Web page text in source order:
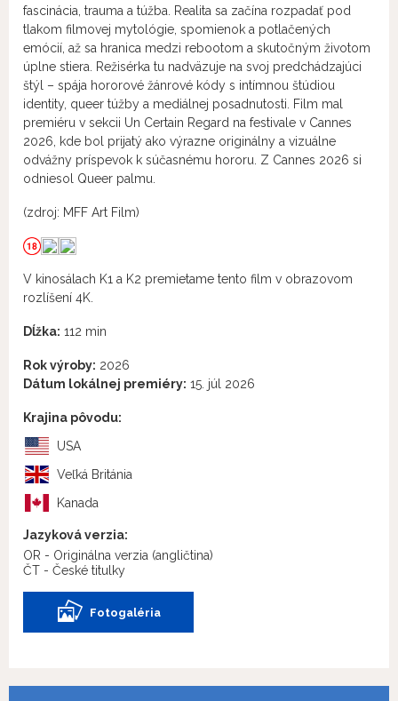
fascinácia, trauma a túžba. Realita sa začína rozpadať pod
tlakom filmovej mytológie, spomienok a potlačených
emócií, až sa hranica medzi rebootom a skutočným životom
úplne stiera. Režisérka tu nadväzuje na svoj predchádzajúci
štýl – spája hororové žánrové kódy s intímnou štúdiou
identity, queer túžby a mediálnej posadnutosti. Film mal
premiéru v sekcii Un Certain Regard na festivale v Cannes
2026, kde bol prijatý ako výrazne originálny a vizuálne
odvážny príspevok k súčasnému hororu. Z Cannes 2026 si
odniesol Queer palmu.
(zdroj: MFF Art Film)
V kinosálach K1 a K2 premietame tento film v obrazovom
rozlíšení 4K.
Dĺžka: 112 min
Rok výroby: 2026
Dátum lokálnej premiéry: 15. júl 2026
Krajina pôvodu:
USA
Veľká Británia
Kanada
Jazyková verzia:
OR - Originálna verzia (angličtina)
ČT - České titulky
Fotogaléria